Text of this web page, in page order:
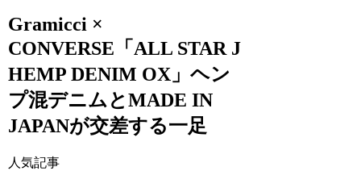
Gramicci ×
CONVERSE「ALL STAR J
HEMP DENIM OX」ヘン
プ混デニムとMADE IN
JAPANが交差する一足
人気記事